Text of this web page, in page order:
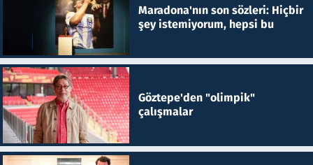
Maradona'nın son sözleri: Hiçbir
şey istemiyorum, hepsi bu
Göztepe'den "olimpik"
çalışmalar